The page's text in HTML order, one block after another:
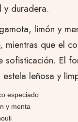
y duradera.
limón y
mientras que el
sofisticación. El
leñosa y
especiado
y menta